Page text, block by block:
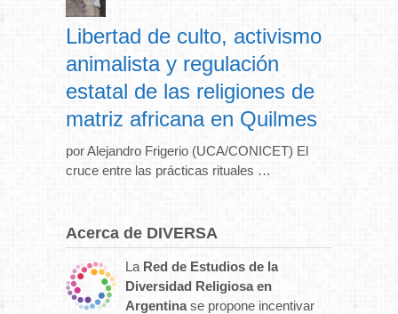
Libertad de culto, activismo
animalista y regulación
estatal de las religiones de
matriz africana en Quilmes
por Alejandro Frigerio (UCA/CONICET) El
cruce entre las prácticas rituales …
Acerca de DIVERSA
La Red de Estudios de la
Diversidad Religiosa en
Argentinase propone incentivar